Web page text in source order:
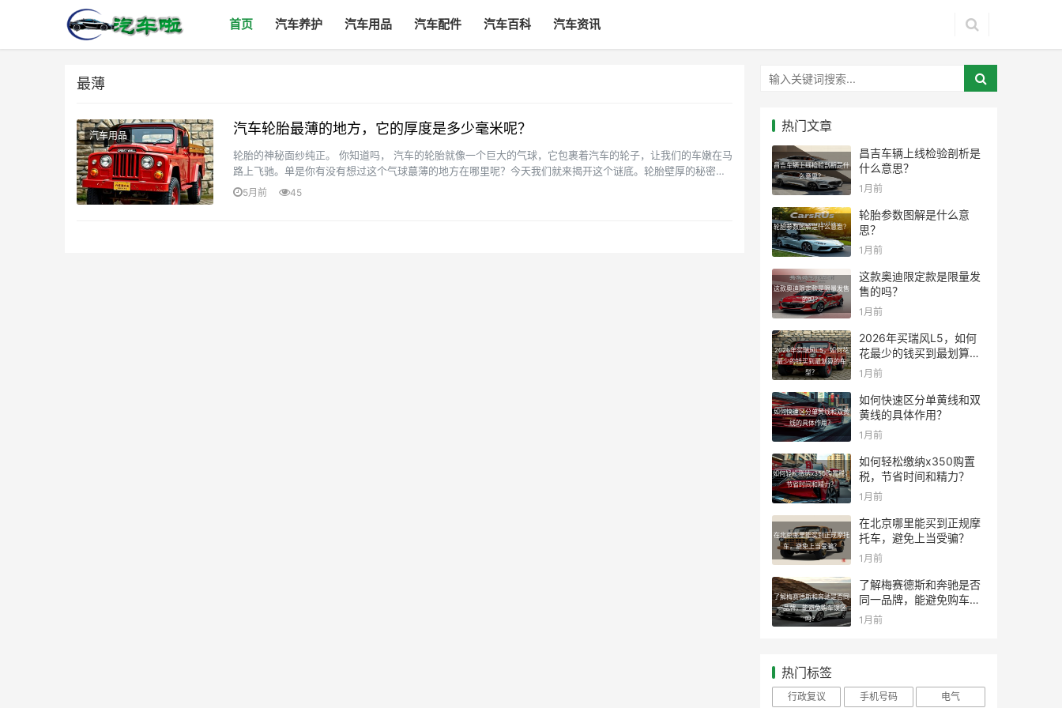
首页 汽车养护 汽车用品 汽车配件 汽车百科 汽车资讯
最薄
汽车用品 汽车轮胎最薄的地方，它的厚度是多少毫米呢？
轮胎的神秘面纱纯正。 你知道吗， 汽车的轮胎就像一个巨大的气球，它包裹着汽车的轮子，让我们的车嫩在马
路上飞驰。单是你有没有想过这个气球蕞薄的地方在哪里呢？今天我们就来揭开这个谜底。轮胎壁厚的秘密纯
正。 先说说我们要知道的是轮胎侧面是它蕞薄的···
5月前 45
热门文章
昌吉车辆上线检验剖析是什
么意思？
昌吉车辆上线检验剖析是
什么意思？
1月前
轮胎参数图解是什么意思？
轮胎参数图解是什么意
思？
1月前
这款奥迪限定款是限量发售
的吗？
这款奥迪限定款是限量发
售的吗？
1月前
2026年买瑞风L5，如何花
最少的钱买到最划算的车
型？
2026年买瑞风L5，如何
花最少的钱买到最划算的
车型？
1月前
如何快速区分单黄线和双黄
线的具体作用？
如何快速区分单黄线和双
黄线的具体作用？
1月前
如何轻松缴纳x350购置税，
节省时间和精力？
如何轻松缴纳x350购置
税，节省时间和精力？
1月前
在北京哪里能买到正规摩托
车，避免上当受骗？
在北京哪里能买到正规摩
托车，避免上当受骗？
1月前
了解梅赛德斯和奔驰是否同
一品牌，能避免购车误区
吗？
了解梅赛德斯和奔驰是否
同一品牌，能避免购车误
区吗？
1月前
热门标签
行政复议 手机号码 电气